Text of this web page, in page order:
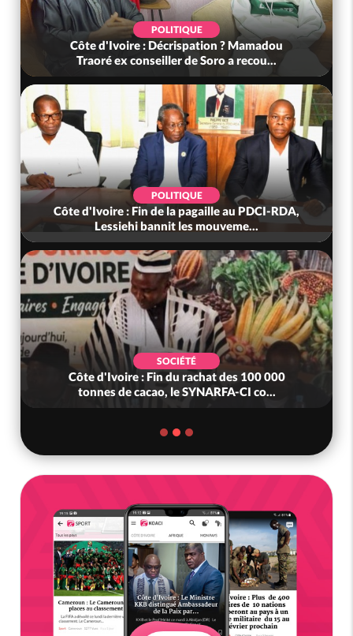
POLITIQUE
Côte d'Ivoire : Décrispation ? Mamadou
Traoré ex conseiller de Soro a recou...
POLITIQUE
Côte d'Ivoire : Fin de la pagaille au PDCI-RDA,
Lessiehi bannit les mouveme...
SOCIÉTÉ
Côte d'Ivoire : Fin du rachat des 100 000
tonnes de cacao, le SYNARFA-CI co...